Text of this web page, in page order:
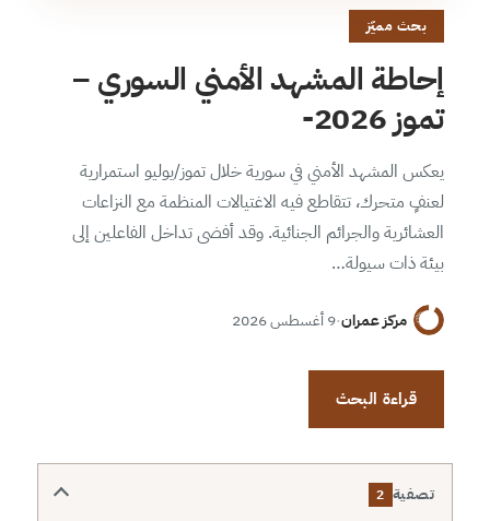
بحث مميّز
إحاطة المشهد الأمني السوري –
تموز 2026-
يعكس المشهد الأمني في سورية خلال تموز/يوليو استمرارية
لعنفٍ متحرك، تتقاطع فيه الاغتيالات المنظمة مع النزاعات
العشائرية والجرائم الجنائية. وقد أفضى تداخل الفاعلين إلى
بيئة ذات سيولة…
مركز عمران·9 أغسطس 2026
قراءة البحث
تصفية 2